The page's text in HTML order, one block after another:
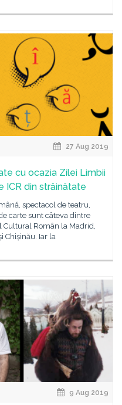
27 Aug 2019
cu ocazia Zilei Limbii
ICR din străinătate
spectacol de teatru,
carte sunt câteva dintre
Român la Madrid,
Chișinău. Iar la
9 Aug 2019